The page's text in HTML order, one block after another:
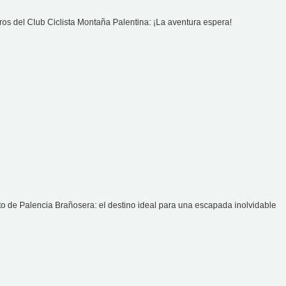
del Club Ciclista Montaña Palentina: ¡La aventura espera!
de Palencia Brañosera: el destino ideal para una escapada inolvidable